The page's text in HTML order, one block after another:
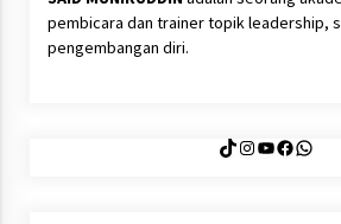
pembicara dan trainer topik leadership,
pengembangan diri.
TikTok
Instagram
YouTube